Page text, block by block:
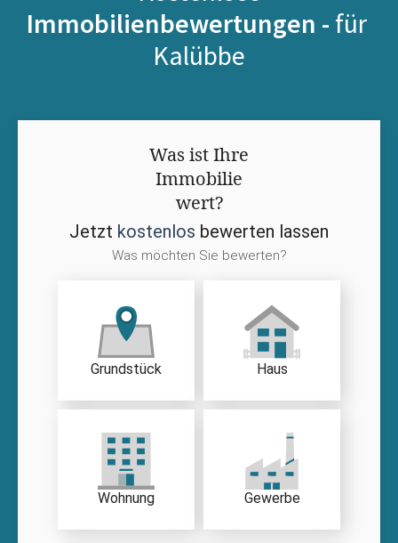
Immobilienbewertungen - für
Kalübbe
Was ist Ihre
Immobilie
wert?
Jetzt kostenlos bewerten lassen
Was möchten Sie bewerten?
Grundstück Haus
Wohnung Gewerbe